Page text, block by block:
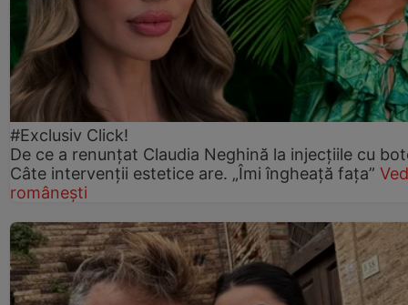
#Exclusiv Click!
De ce a renunțat Claudia Neghină la injecțiile cu
Câte intervenții estetice are. „Îmi îngheață fața”
românești